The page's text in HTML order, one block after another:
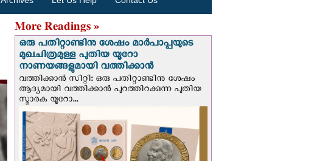
More Readings »
ഒരു പതിറ്റാണ്ടിനു ശേഷം മാർപാപ്പയുടെ
മുഖചിത്രമുള്ള പുതിയ യൂറോ
നാണയങ്ങളുമായി വത്തിക്കാന്‍
വത്തിക്കാന്‍ സിറ്റി: ഒരു പതിറ്റാണ്ടിനു ശേഷം
ആദ്യമായി വത്തിക്കാൻ പുറത്തിറക്കുന്ന പുതിയ
സ്മാരക യൂറോ...